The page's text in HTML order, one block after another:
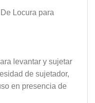
Locura para
levantar y sujetar
de sujetador,
en presencia de